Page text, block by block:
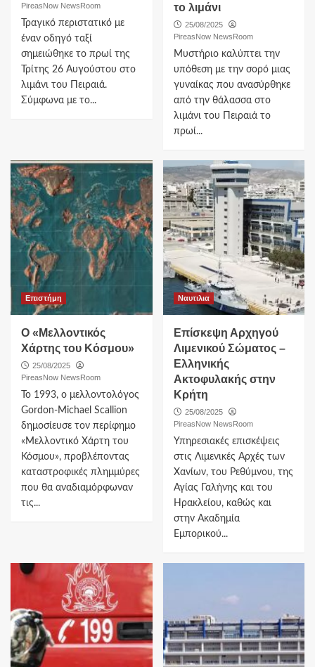
PireasNow NewsRoom
Τραγικό περιστατικό με
έναν οδηγό ταξί
σημειώθηκε το πρωί της
Τρίτης 26 Αυγούστου στο
λιμάνι του Πειραιά.
Σύμφωνα με το...
το λιμάνι
25/08/2025
PireasNow NewsRoom
Μυστήριο καλύπτει την
υπόθεση με την σορό μιας
γυναίκας που ανασύρθηκε
από την θάλασσα στο
λιμάνι του Πειραιά το
πρωί...
Επιστήμη
Ο «Μελλοντικός
Χάρτης του Κόσμου»
25/08/2025
PireasNow NewsRoom
Το 1993, ο μελλοντολόγος
Gordon-Michael Scallion
δημοσίευσε τον περίφημο
«Μελλοντικό Χάρτη του
Κόσμου», προβλέποντας
καταστροφικές πλημμύρες
που θα αναδιαμόρφωναν
τις...
Ναυτιλια
Επίσκεψη Αρχηγού
Λιμενικού Σώματος –
Ελληνικής
Ακτοφυλακής στην
Κρήτη
25/08/2025
PireasNow NewsRoom
Υπηρεσιακές επισκέψεις
στις Λιμενικές Αρχές των
Χανίων, του Ρεθύμνου, της
Αγίας Γαλήνης και του
Ηρακλείου, καθώς και
στην Ακαδημία
Εμπορικού...